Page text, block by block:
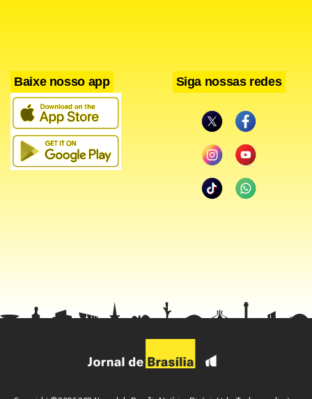
Baixe nosso app Siga nossas redes